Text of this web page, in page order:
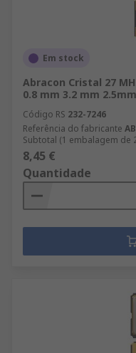
Em stock
Abracon Cristal 27
0.8 mm 3.2 mm 2.5mm
Código RS 232-7246
Referência do fabricante
Subtotal (1 embalagem de
8,45 €
Quantidade